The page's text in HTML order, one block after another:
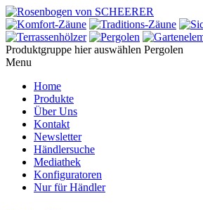
Produktgruppe hier auswählen Pergolen
Menu
Home
Produkte
Über Uns
Kontakt
Newsletter
Händlersuche
Mediathek
Konfiguratoren
Nur für Händler